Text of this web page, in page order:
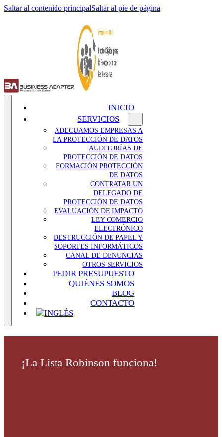
Saltar al contenido principalSaltar al pie de página
INICIO
SERVICIOS
ADECUAMOS EMPRESAS A
LA PROTECCIÓN DE DATOS
AUDITORÍAS DE
PROTECCIÓN DE DATOS
FORMACIÓN PROTECCIÓN
DE DATOS
CONTRATAR UN
DELEGADO DE
PROTECCIÓN DE DATOS
EVALUACIÓN DE IMPACTO
LEY COMERCIO
ELECTRÓNICO
DESTRUCCIÓN DE PAPEL Y
SOPORTES INFORMÁTICOS
CANAL DE DENUNCIAS
OTROS SERVICIOS
PEDIR PRESUPUESTO
QUIÉNES SOMOS
BLOG
CONTACTO
¡La Lista Robinson funciona!